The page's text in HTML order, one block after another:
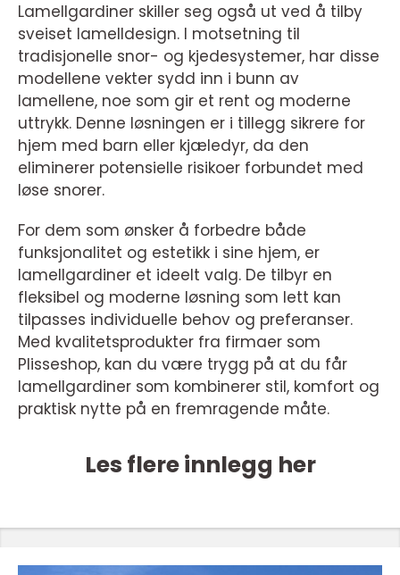
Lamellgardiner skiller seg også ut ved å tilby
sveiset lamelldesign. I motsetning til
tradisjonelle snor- og kjedesystemer, har disse
modellene vekter sydd inn i bunn av
lamellene, noe som gir et rent og moderne
uttrykk. Denne løsningen er i tillegg sikrere for
hjem med barn eller kjæledyr, da den
eliminerer potensielle risikoer forbundet med
løse snorer.
For dem som ønsker å forbedre både
funksjonalitet og estetikk i sine hjem, er
lamellgardiner et ideelt valg. De tilbyr en
fleksibel og moderne løsning som lett kan
tilpasses individuelle behov og preferanser.
Med kvalitetsprodukter fra firmaer som
Plisseshop, kan du være trygg på at du får
lamellgardiner som kombinerer stil, komfort og
praktisk nytte på en fremragende måte.
Les flere innlegg her